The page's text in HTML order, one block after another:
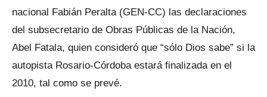
nacional Fabián Peralta (GEN-CC) las declaraciones
del subsecretario de Obras Públicas de la Nación,
Abel Fatala, quien consideró que “sólo Dios sabe” si la
autopista Rosario-Córdoba estará finalizada en el
2010, tal como se prevé.